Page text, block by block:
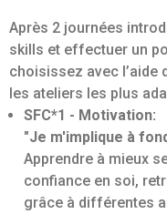
Après 2 journées
skills et effectuer un
choisissez avec
les ateliers les plus
SFC*1 - Motivation:
"Je m'implique à
Apprendre à mieux
confiance en soi,
grâce à différentes